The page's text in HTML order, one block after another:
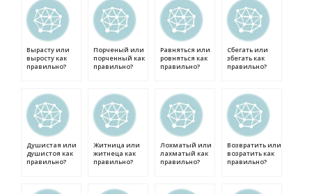
Вырасту или
выросту как
правильно?
Порченый или
порченный как
правильно?
Равняться или
ровняться как
правильно?
Сбегать или
збегать как
правильно?
Душистая или
душистоя как
правильно?
Житница или
житнеца как
правильно?
Лохматый или
лахматый как
правильно?
Возвратить или
возратить как
правильно?